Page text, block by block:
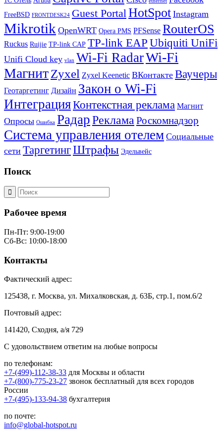
FreeBSD FRONTDESK24 Guest PortalHotSpot Instagram
Mikrotik OpenWRT Opera PMS PFSense RouterOS
Ruckus Ruijie TP-link CAP TP-link EAP Ubiquiti UniFi
Unifi Cloud key vlan Wi-Fi RadarWi-Fi
МагнитZyxel Zyxel Keenetic ВКонтакте Ваучеры
Геотаргетинг Дизайн Закон о Wi-Fi
ИнтеграцияКонтекстная реклама Магнит
Опросы Ошибка РадарРеклама Роскомнадзор
Система управления отелем Социальные
сети ТаргетингШтрафы Эдельвейс
Поиск
Рабочее время
Пн-Пт: 9:00-19:00
Сб-Вс: 10:00-18:00
Контакты
Фактический адрес:
125438, г. Москва, ул. Михалковская, д. 63Б, стр.1, пом.6/2
Почтовый адрес:
141420, Сходня, а/я 729
С удовольствием ответим на любые вопросы
по телефонам:
+7-(499)-112-38-33 для Москвы и области
+7-(800)-775-23-27 звонок бесплатный для всех городов
России
+7-(495)-133-94-38 бухгалтерия
по почте:
info@global-hotspot.ru